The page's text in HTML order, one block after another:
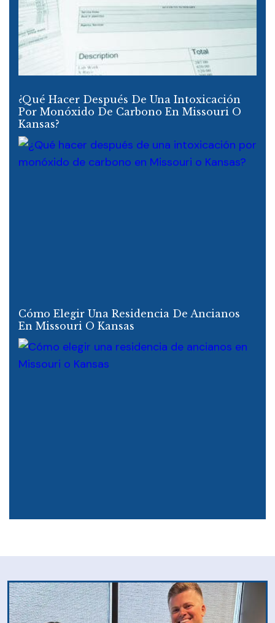
¿Qué Hacer Después De Una Intoxicación
Por Monóxido De Carbono En Missouri O
Kansas?
Cómo Elegir Una Residencia De Ancianos
En Missouri O Kansas